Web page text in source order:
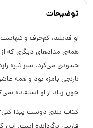
توضیحات
او قدبلند، کم‌حرف و
همه‌ی مدادهای دیگری که
حسودی می‌کرد. سبز تیره
نارنجی بامزه بود و همه
چون زیاد از او استفاده
کتاب بلدی دوست پیدا